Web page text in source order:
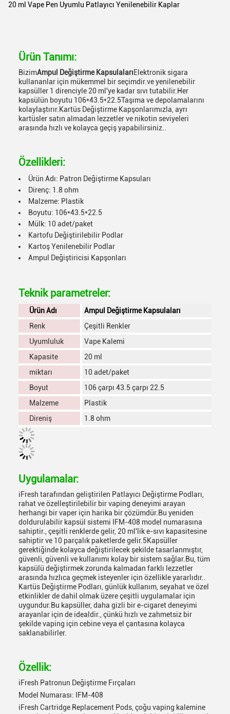
20 ml Vape Pen Uyumlu Patlayıcı Yenilenebilir Kaplar
Ürün Tanımı:
BizimAmpul Değiştirme KapsulalarıElektronik sigara
kullananlar için mükemmel bir seçimdir.ve yenilenebilir
kapsüller 1 direnciyle 20 ml'ye kadar sıvı tutabilir.Her
kapsülün boyutu 106*43.5*22.5Taşıma ve depolamalarını
kolaylaştırır.Kartüs Değiştirme Kapşonlarımızla, ayrı
kartüsler satın almadan lezzetler ve nikotin seviyeleri
arasında hızlı ve kolayca geçiş yapabilirsiniz..
Özellikleri:
Ürün Adı: Patron Değiştirme Kapsuları
Direnç: 1.8 ohm
Malzeme: Plastik
Boyutu: 106*43.5*22.5
Mülk: 10 adet/paket
Kartofu Değiştirilebilir Podlar
Kartoş Yenilenebilir Podlar
Ampul Değiştiricisi Kapşonları
Teknik parametreler:
Ürün Adı
Ampul Değiştirme Kapsulaları
Renk
Çeşitli Renkler
Uyumluluk
Vape Kalemi
Kapasite
20 ml
miktarı
10 adet/paket
Boyut
106 çarpı 43.5 çarpı 22.5
Malzeme
Plastik
Direniş
1.8 ohm
Uygulamalar:
iFresh tarafından geliştirilen Patlayıcı Değiştirme Podları,
rahat ve özelleştirilebilir bir vaping deneyimi arayan
herhangi bir vaper için harika bir çözümdür.Bu yeniden
doldurulabilir kapsül sistemi IFM-408 model numarasına
sahiptir., çeşitli renklerde gelir, 20 ml'lik e-sıvı kapasitesine
sahiptir ve 10 parçalık paketlerde gelir.5Kapsüller
gerektiğinde kolayca değiştirilecek şekilde tasarlanmıştır,
güvenli, güvenli ve kullanımı kolay bir sistem sağlar.Bu, tüm
kapsülü değiştirmek zorunda kalmadan farklı lezzetler
arasında hızlıca geçmek isteyenler için özellikle yararlıdır..
Kartüs Değiştirme Podları, günlük kullanım, seyahat ve özel
etkinlikler de dahil olmak üzere çeşitli uygulamalar için
uygundur.Bu kapsüller, daha gizli bir e-cigaret deneyimi
arayanlar için de idealdir., çünkü hızlı ve zahmetsiz bir
şekilde vaping için cebine veya el çantasına kolayca
saklanabilirler.
Özellik:
iFresh Patronun Değiştirme Fırçaları
Model Numarası: IFM-408
iFresh Cartridge Replacement Pods, çoğu vaping kalemine